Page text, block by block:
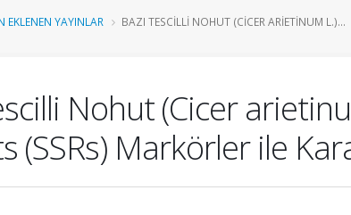
EKLENEN YAYINLAR BAZI TESCILLI NOHUT (CICER ARIETINUM L.)...
Nohut (Cicer
(SSRs) Markörler ile